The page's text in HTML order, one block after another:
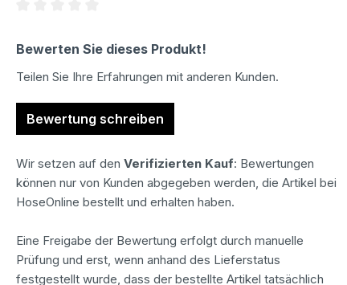
Bewerten Sie dieses Produkt!
Teilen Sie Ihre Erfahrungen mit anderen Kunden.
Bewertung schreiben
Wir setzen auf den Verifizierten Kauf: Bewertungen
können nur von Kunden abgegeben werden, die Artikel bei
HoseOnline bestellt und erhalten haben.
Eine Freigabe der Bewertung erfolgt durch manuelle
Prüfung und erst, wenn anhand des Lieferstatus
festgestellt wurde, dass der bestellte Artikel tatsächlich